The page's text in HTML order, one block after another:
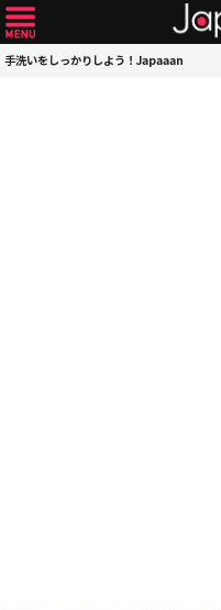
手洗いをしっかりしよう！Japaaan